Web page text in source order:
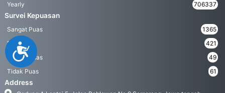
Accessibility
Yearly
706337
Survei Kepuasan
Sangat Puas
1365
Puas
421
Kurang Puas
49
Tidak Puas
61
Address